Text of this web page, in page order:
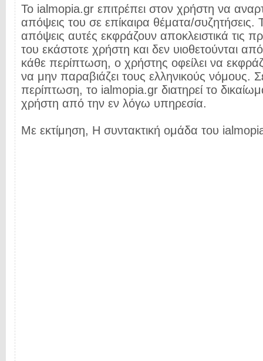
Το ialmopia.gr επιτρέπει στον χρήστη να
απόψεις του σε επίκαιρα θέματα/συζητήσεις.
απόψεις αυτές εκφράζουν αποκλειστικά τις
του εκάστοτε χρήστη και δεν υιοθετούνται
κάθε περίπτωση, ο χρήστης οφείλει να
να μην παραβιάζει τους ελληνικούς νόμους.
περίπτωση, το ialmopia.gr διατηρεί το
χρήστη από την εν λόγω υπηρεσία.
Με εκτίμηση, Η συντακτική ομάδα του